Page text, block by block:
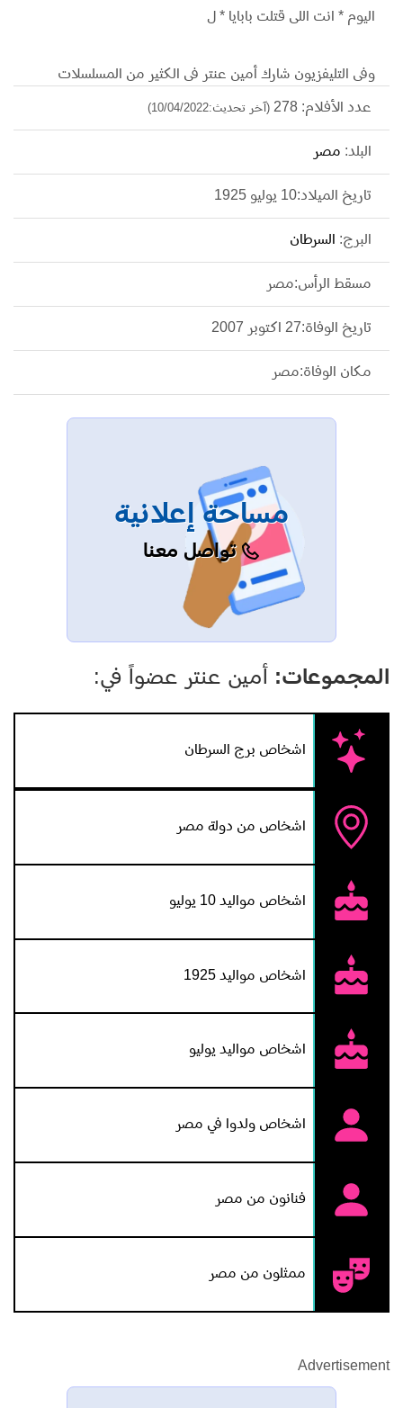
اليوم * انت اللى قتلت بابايا * ل
وفى التليفزيون شارك أمين عنتر فى الكثير من المسلسلات
والتى أبرزهاأشجان * القاهرة والناس * عادات وتقاليد * اللسان
المر * الآنسة * برديس *نهاية العالم ليست غدا * ا
عاما
عدد الأفلام: 278 (آخر تحديث:10/04/2022)
البلد: مصر
تاريخ الميلاد:10 يوليو 1925
البرج: السرطان
مسقط الرأس:مصر
تاريخ الوفاة:27 اكتوبر 2007
مكان الوفاة:مصر
مساحة إعلانية
تواصل معنا
المجموعات: أمين عنتر عضواً في:
اشخاص برج السرطان
اشخاص من دولة مصر
اشخاص مواليد 10 يوليو
اشخاص مواليد 1925
اشخاص مواليد يوليو
اشخاص ولدوا في مصر
فنانون من مصر
ممثلون من مصر
Advertisement